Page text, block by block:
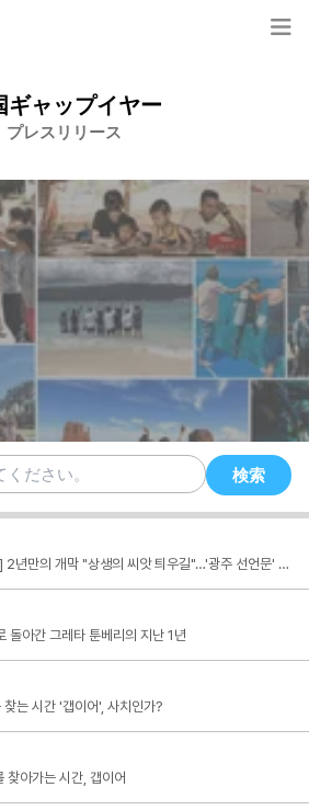
ギャップイヤー
プレスリリース
検索
라이프인ㅣ[사회적경제박람회] 2년만의 개막 "상생의 씨앗 틔우길"…'광주 선언문' 발표
돌아간 그레타 툰베리의 지난 1년
는 시간 '갭이어', 사치인가?
아가는 시간, 갭이어